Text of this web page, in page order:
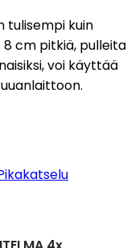
tulisempi kuin
8 cm pitkiä, pulleita
voi käyttää